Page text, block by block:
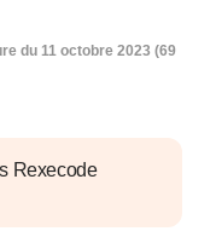
Rexecode
du 11 octobre 2023 (69